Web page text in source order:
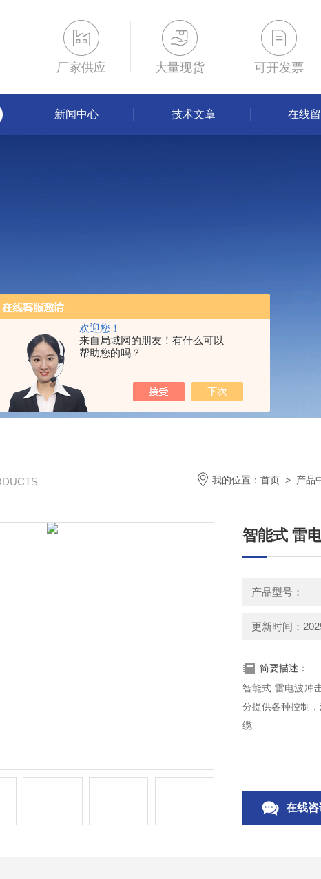
欢迎您！
来自局域网的朋友！有什么可以
帮助您的吗？
厂家供应 大量现货 可开发票
新闻中心 技术文章 在线
我的位置： 首页 > 产品
智能式 雷
产品型号：
更新时间：
简要描述：
智能式 雷电波冲
分提供各种控制
缆
在线咨